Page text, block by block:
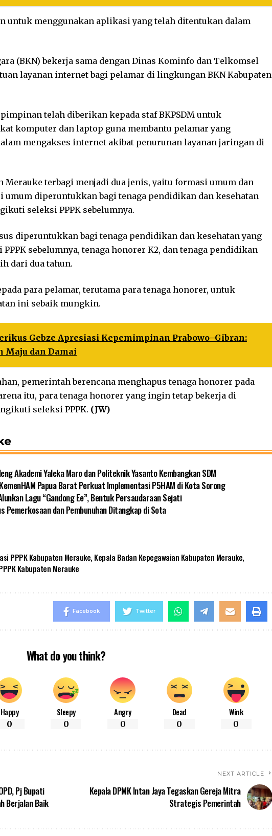
untuk menggunakan aplikasi yang telah ditentukan dalam
(BKN) bekerja sama dengan Dinas Kominfo dan Telkomsel
layanan internet bagi pelamar di lingkungan BKN Kabupaten
telah diberikan kepada staf BKPSDM untuk
komputer dan laptop guna membantu pelamar yang
mengakses internet akibat penurunan layanan jaringan di
Merauke terbagi menjadi dua jenis, yaitu formasi umum dan
umum diperuntukkan bagi tenaga pendidikan dan kesehatan
seleksi PPPK sebelumnya.
diperuntukkan bagi tenaga pendidikan dan kesehatan yang
sebelumnya, tenaga honorer K2, dan tenaga pendidikan
dari dua tahun.
para pelamar, terutama para tenaga honorer, untuk
ini sebaik mungkin.
Gebze Apresiasi Kepemimpinan Prabowo–Gibran:
Maju dan Damai
pemerintah berencana menghapus tenaga honorer pada
itu, para tenaga honorer yang ingin tetap bekerja di
seleksi PPPK. (JW)
Akademi Yaleka Maro dan Politeknik Yasanto Kembangkan SDM
Papua Barat Perkuat Implementasi P5HAM di Kota Sorong
Lagu “Gandong Ee”, Bentuk Persaudaraan Sejati
Pemerkosaan dan Pembunuhan Ditangkap di Sota
PPPK Kabupaten Merauke, Kepala Badan Kepegawaian Kabupaten Merauke,
Kabupaten Merauke
Facebook Twitter
What do you think?
Happy
0
Sleepy
0
Angry
0
Dead
0
Wink
0
Pj Bupati
Berjalan Baik
NEXT ARTICLE
Kepala DPMK Intan Jaya Tegaskan Gereja Mitra
Strategis Pemerintah